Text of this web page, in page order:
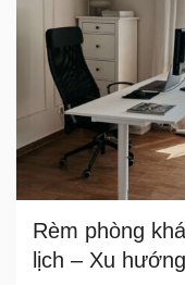
Rèm phòng
lịch – Xu